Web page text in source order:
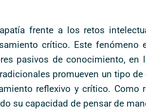
frente a los retos
crítico. Este fenómeno
pasivos de conocimiento, en
promueven un tipo
reflexivo y crítico. Como
su capacidad de pensar de